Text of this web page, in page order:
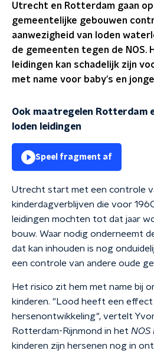
Utrecht en Rotterdam gaan
gemeentelijke gebouwen
aanwezigheid van loden
de gemeenten tegen de NOS.
leidingen kan schadelijk zijn
met name voor baby's en
Ook maatregelen Rotterdam
loden leidingen
Speel fragment af
Utrecht start met een controle
kinderdagverblijven die voor
leidingen mochten tot dat jaar
bouw. Waar nodig onderneemt
dat kan inhouden is nog
een controle van andere oude
Het risico zit hem met name bij
kinderen. "Lood heeft een
hersenontwikkeling", vertelt
Rotterdam-Rijnmond in het
kinderen zijn hersenen nog in